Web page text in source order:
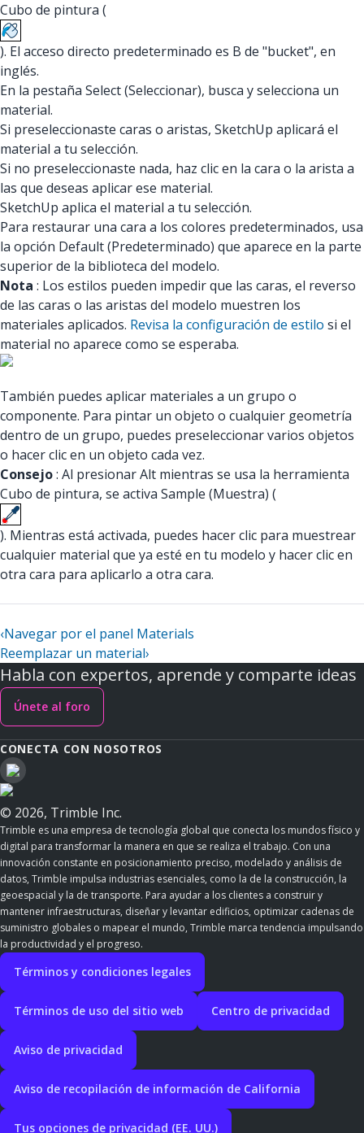
Cubo de pintura (
). El acceso directo predeterminado es B de "bucket", en
inglés.
En la pestaña Select (Seleccionar), busca y selecciona un
material.
Si preseleccionaste caras o aristas, SketchUp aplicará el
material a tu selección.
Si no preseleccionaste nada, haz clic en la cara o la arista a
las que deseas aplicar ese material.
SketchUp aplica el material a tu selección.
Para restaurar una cara a los colores predeterminados, usa
la opción Default (Predeterminado) que aparece en la parte
superior de la biblioteca del modelo.
Nota : Los estilos pueden impedir que las caras, el reverso
de las caras o las aristas del modelo muestren los
materiales aplicados. Revisa la configuración de estilo si el
material no aparece como se esperaba.
También puedes aplicar materiales a un grupo o
componente. Para pintar un objeto o cualquier geometría
dentro de un grupo, puedes preseleccionar varios objetos
o hacer clic en un objeto cada vez.
Consejo: Al presionar Alt mientras se usa la herramienta
Cubo de pintura, se activa Sample (Muestra) (
). Mientras está activada, puedes hacer clic para muestrear
cualquier material que ya esté en tu modelo y hacer clic en
otra cara para aplicarlo a otra cara.
‹Navegar por el panel Materials
Reemplazar un material›
Habla con expertos, aprende y comparte ideas
Únete al foro
CONECTA CON NOSOTROS
© 2026, Trimble Inc.
Trimble es una empresa de tecnología global que conecta los mundos físico y
digital para transformar la manera en que se realiza el trabajo. Con una
innovación constante en posicionamiento preciso, modelado y análisis de
datos, Trimble impulsa industrias esenciales, como la de la construcción, la
geoespacial y la de transporte. Para ayudar a los clientes a construir y
mantener infraestructuras, diseñar y levantar edificios, optimizar cadenas de
suministro globales o mapear el mundo, Trimble marca tendencia impulsando
la productividad y el progreso.
Términos y condiciones legales
Términos de uso del sitio web Centro de privacidad
Aviso de privacidad
Aviso de recopilación de información de California
Tus opciones de privacidad (EE. UU.)